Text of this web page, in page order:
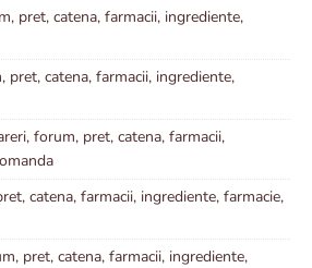
pret, catena, farmacii, ingrediente,
pret, catena, farmacii, ingrediente,
forum, pret, catena, farmacii,
catena, farmacii, ingrediente, farmacie,
pret, catena, farmacii, ingrediente,